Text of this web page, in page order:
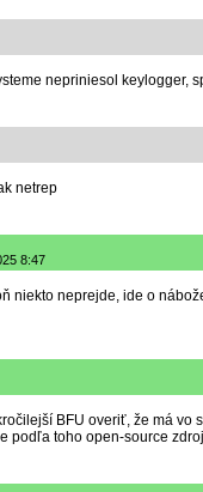
nepriniesol keylogger,
netrep
8:47
niekto neprejde, ide o
BFU overiť, že má vo
podľa toho open-source